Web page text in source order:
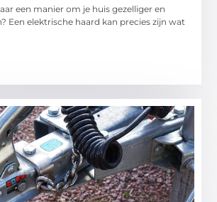
een manier om je huis gezelliger en
Een elektrische haard kan precies zijn wat